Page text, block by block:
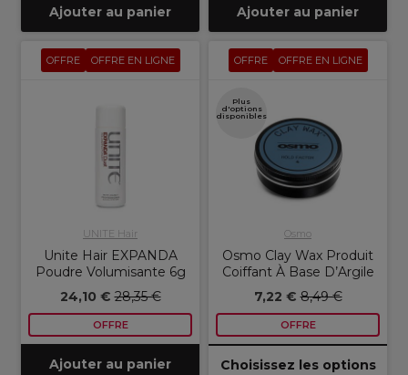
Ajouter au panier Ajouter au panier
OFFRE OFFRE EN LIGNE
UNITE Hair
Unite Hair EXPANDA
Poudre Volumisante 6g
24,10 €28,35 €
OFFRE
Ajouter au panier
OFFRE OFFRE EN LIGNE
Plus
d'options
disponibles
Osmo
Osmo Clay Wax Produit
Coiffant À Base D’Argile
7,22 €8,49 €
OFFRE
Choisissez les options